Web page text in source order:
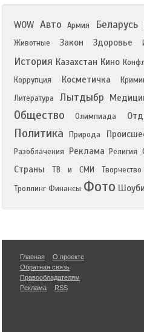
WOW Авто Армия Беларусь
Животные
Закон Здоровье
История Казахстан Кино
Коррупция Косметичка
Литература Лытдыбр
Общество Олимпиада
Политика Природа
Разоблачения
Реклама Религия
Страны
ТВ и СМИ Творчество
Троллинг Финансы Фото
Главная
О проекте
Обратная связь
Правообладателям
Реклама
RSS